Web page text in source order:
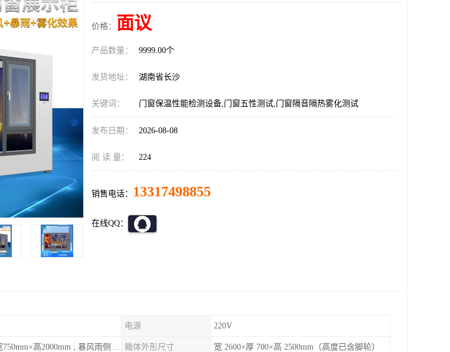
价格： 面议
产品数量： 9999.00个
发货地址： 湖南省长沙
关键词： 门窗保温性能检测设备,门窗五性测试,门窗隔音隔热雾化测试
发布日期： 2026-08-08
阅 读 量： 224
销售电话： 13317498855
在线QQ：
电源 220V
隔音隔热侧：宽750mm×高2000mm ; 暴风雨侧：宽1270mm×高2000mm 箱体外形尺寸 宽 2600×厚 700×高 2500mm（高度已含脚轮）